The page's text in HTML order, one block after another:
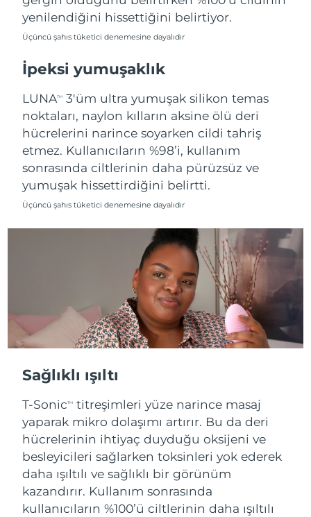
yenilendiğini hissettiğini belirtiyor.
Üçüncü şahıs tüketici denemesine dayalıdır
İpeksi yumuşaklık
LUNATM
3'üm ultra yumuşak silikon temas
noktaları, naylon kılların aksine ölü deri
hücrelerini narince soyarken cildi tahriş
etmez. Kullanıcıların %98’i, kullanım
sonrasında ciltlerinin daha pürüzsüz ve
yumuşak hissettirdiğini belirtti.
Üçüncü şahıs tüketici denemesine dayalıdır
Sağlıklı ışıltı
T-SonicTM
titreşimleri yüze narince masaj
yaparak mikro dolaşımı artırır. Bu da deri
hücrelerinin ihtiyaç duyduğu oksijeni ve
besleyicileri sağlarken toksinleri yok ederek
daha ışıltılı ve sağlıklı bir görünüm
kazandırır. Kullanım sonrasında
kullanıcıların %100’ü ciltlerinin daha ışıltılı
Devletleri
Vietnam